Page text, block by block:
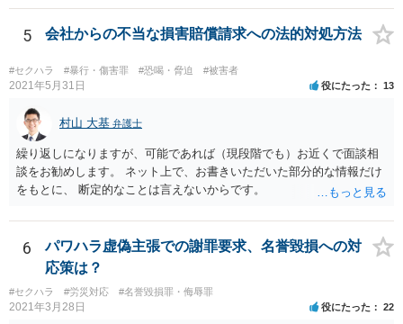
万が一、慰謝料請求が認められるにしても金額としては微々たるもの
かと思いますが、依頼する弁護士に詳細を説明したうえで指示を仰い
5 会社からの不当な損害賠償請求への法的対処方法
#セクハラ #暴行・傷害罪 #恐喝・脅迫 #被害者
2021年5月31日 役にたった 13
村山 大基 弁護士
繰り返しになりますが、可能であれば（現段階でも）お近くで面談相
談をお勧めします。 ネット上で、お書きいただいた部分的な情報だけ
をもとに、 断定的なことは言えないからです。
6
パワハラ虚偽主張での謝罪要求、名誉毀損への対
応策は？
#セクハラ #労災対応 #名誉毀損罪・侮辱罪
2021年3月28日 役にたった 22